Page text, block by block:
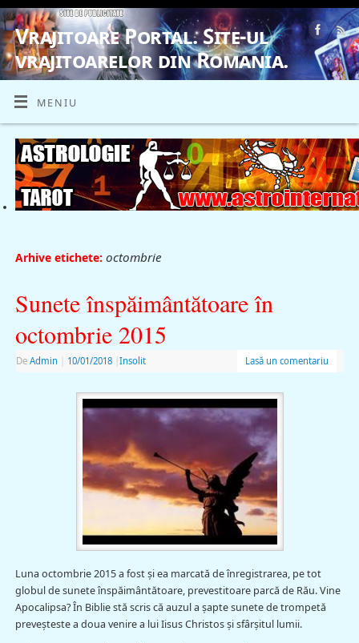
Vrajitoare Portal. Site-ul
vrajitoarelor din Romania.
VRAJITOARE, VRAJITOARELE, VRAJITOARE
MENIU
Arhive etichete: octombrie
Sunete înspăimântătoare în
octombrie 2015
De Admin 10/01/2018 Insolit Lasă un comentariu
Luna octombrie 2015 a fost şi ea marcată de înregistrarea, pe tot
globul de sunete înspăimântătoare, prevestitoare parcă de Rău. Vine
Apocalipsa? În Biblie stă scris că auzul a şapte sunete de trompetă
preveşteste a doua venire a lui Iisus Christos şi sfârşitul lumii.